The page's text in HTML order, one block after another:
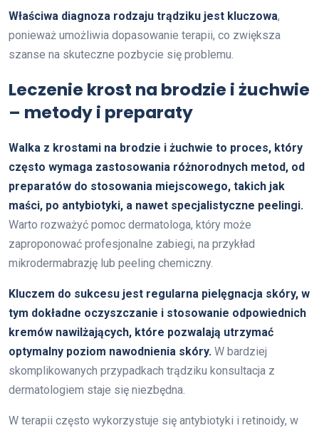
Właściwa diagnoza rodzaju trądziku jest kluczowa,
ponieważ umożliwia dopasowanie terapii, co zwiększa
szanse na skuteczne pozbycie się problemu.
Leczenie krost na brodzie i żuchwie
– metody i preparaty
Walka z krostami na brodzie i żuchwie to proces, który
często wymaga zastosowania różnorodnych metod, od
preparatów do stosowania miejscowego, takich jak
maści, po antybiotyki, a nawet specjalistyczne peelingi.
Warto rozważyć pomoc dermatologa, który może
zaproponować profesjonalne zabiegi, na przykład
mikrodermabrazję lub peeling chemiczny.
Kluczem do sukcesu jest regularna pielęgnacja skóry, w
tym dokładne oczyszczanie i stosowanie odpowiednich
kremów nawilżających, które pozwalają utrzymać
optymalny poziom nawodnienia skóry. W bardziej
skomplikowanych przypadkach trądziku konsultacja z
dermatologiem staje się niezbędna.
W terapii często wykorzystuje się antybiotyki i retinoidy, w